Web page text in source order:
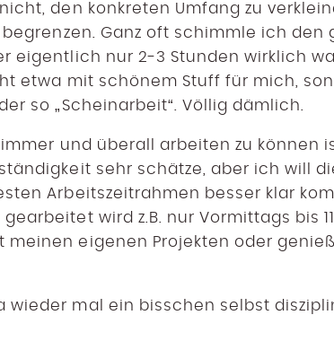
den konkreten Umfang zu
Ganz oft schimmle ich den
eigentlich nur 2-3 Stunden wirklich
etwa mit schönem Stuff für mich,
so „Scheinarbeit“. Völlig dämlich.
und überall arbeiten zu können
sehr schätze, aber ich will
Arbeitszeitrahmen besser klar
wird z.B. nur Vormittags bis
meinen eigenen Projekten oder
wieder mal ein bisschen selbst